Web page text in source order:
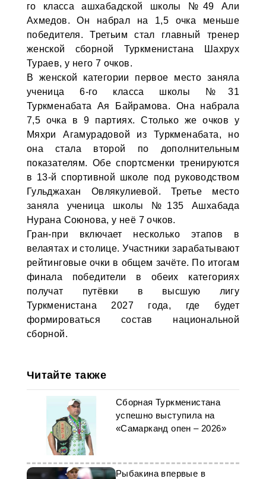
го класса ашхабадской школы №49 Али
Ахмедов. Он набрал на 1,5 очка меньше
победителя. Третьим стал главный тренер
женской сборной Туркменистана Шахрух
Тураев, у него 7 очков.
В женской категории первое место заняла
ученица 6-го класса школы №31
Туркменабата Ая Байрамова. Она набрала
7,5 очка в 9 партиях. Столько же очков у
Мяхри Агамурадовой из Туркменабата, но
она стала второй по дополнительным
показателям. Обе спортсменки тренируются
в 13-й спортивной школе под руководством
Гульджахан Овлякулиевой. Третье место
заняла ученица школы №135 Ашхабада
Нурана Союнова, у неё 7 очков.
Гран-при включает несколько этапов в
велаятах и столице. Участники зарабатывают
рейтинговые очки в общем зачёте. По итогам
финала победители в обеих категориях
получат путёвки в высшую лигу
Туркменистана 2027 года, где будет
формироваться состав национальной
сборной.
Читайте также
Сборная Туркменистана
успешно выступила на
«Самарканд опен – 2026»
Рыбакина впервые в